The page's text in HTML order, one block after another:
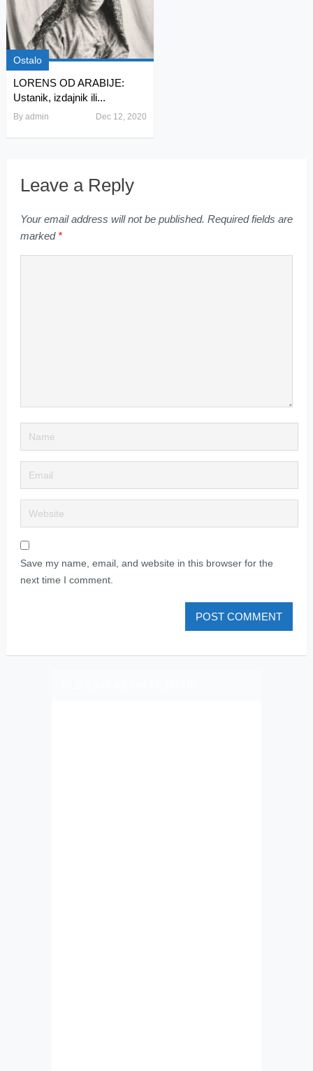
Ostalo
LORENS OD ARABIJE:
Ustanik, izdajnik ili...
By admin Dec 12, 2020
Leave a Reply
Your email address will not be published. Required fields are
marked *
Save my name, email, and website in this browser for the
next time I comment.